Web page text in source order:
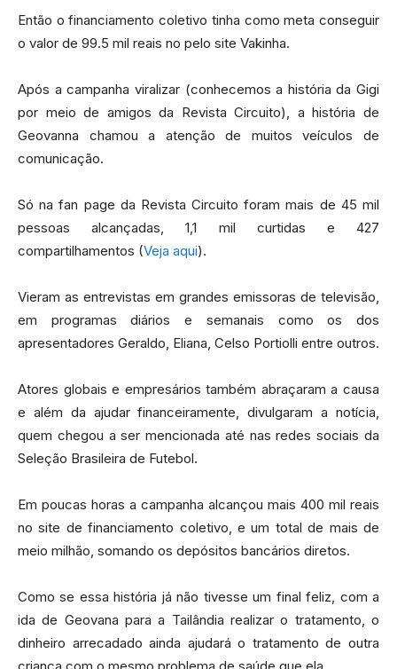
Então o financiamento coletivo tinha como meta conseguir
o valor de 99.5 mil reais no pelo site Vakinha.
Após a campanha viralizar (conhecemos a história da Gigi
por meio de amigos da Revista Circuito), a história de
Geovanna chamou a atenção de muitos veículos de
comunicação.
Só na fan page da Revista Circuito foram mais de 45 mil
pessoas alcançadas, 1,1 mil curtidas e 427
compartilhamentos (Veja aqui).
Vieram as entrevistas em grandes emissoras de televisão,
em programas diários e semanais como os dos
apresentadores Geraldo, Eliana, Celso Portiolli entre outros.
Atores globais e empresários também abraçaram a causa
e além da ajudar financeiramente, divulgaram a notícia,
quem chegou a ser mencionada até nas redes sociais da
Seleção Brasileira de Futebol.
Em poucas horas a campanha alcançou mais 400 mil reais
no site de financiamento coletivo, e um total de mais de
meio milhão, somando os depósitos bancários diretos.
Como se essa história já não tivesse um final feliz, com a
ida de Geovana para a Tailândia realizar o tratamento, o
dinheiro arrecadado ainda ajudará o tratamento de outra